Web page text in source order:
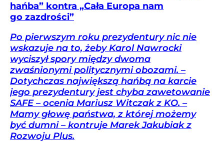
hańba” kontra „Cała Europa nam
go zazdrości”
Po pierwszym roku prezydentury nic nie
wskazuje na to, żeby Karol Nawrocki
wyciszył spory między dwoma
zwaśnionymi politycznymi obozami. –
Dotychczas największą hańbą na karcie
jego prezydentury jest chyba zawetowanie
SAFE – ocenia Mariusz Witczak z KO. –
Mamy głowę państwa, z której możemy
być dumni – kontruje Marek Jakubiak z
Rozwoju Plus.